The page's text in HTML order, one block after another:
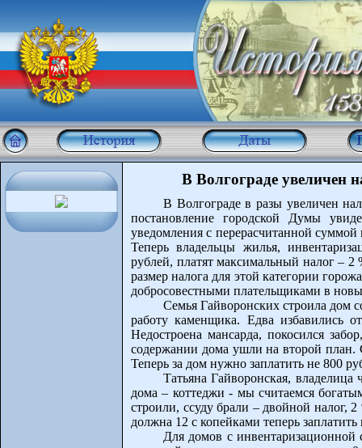
В Волгограде увеличен
В Волгограде в разы увеличен
постановление городской Думы
уведомления с перерасчитанной
Теперь владельцы жилья,
рублей, платят максимальный налог –
размер налога для этой категории
добросовестными плательщиками в
Семья Гайворонских строила дом
работу каменщика. Едва избавились
Недостроена мансарда, покосился
содержании дома ушли на второй план.
Теперь за дом нужно заплатить не 800
Татьяна Гайворонская,
дома – коттеджи - мы считаемся
строили, ссуду брали – двойной
должна 12 с копейками теперь
Для домов с